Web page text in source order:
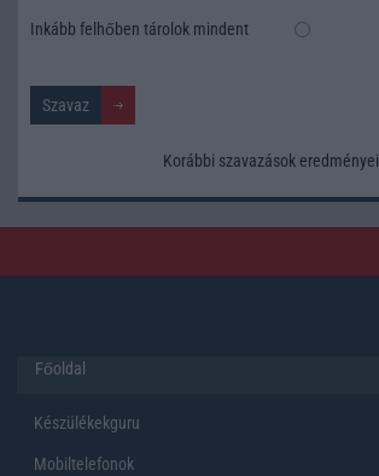
Inkább felhőben tárolok mindent
Korábbi szavazások eredményei
Főoldal
Készülékekguru
Mobiltelefonok